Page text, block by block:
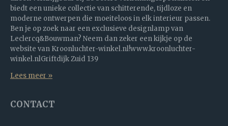
biedt een unieke collectie van schitterende, tijdloze en
moderne ontwerpen die moeiteloos in elk interieur passen.
Ben je op zoek naar een exclusieve designlamp van
Leclercq&Bouwman? Neem dan zeker een kijkje op de
website van Kroonluchter-winkel.nl!www.kroonluchter-
winkel.nlGriftdijk Zuid 139
Lees meer »
CONTACT